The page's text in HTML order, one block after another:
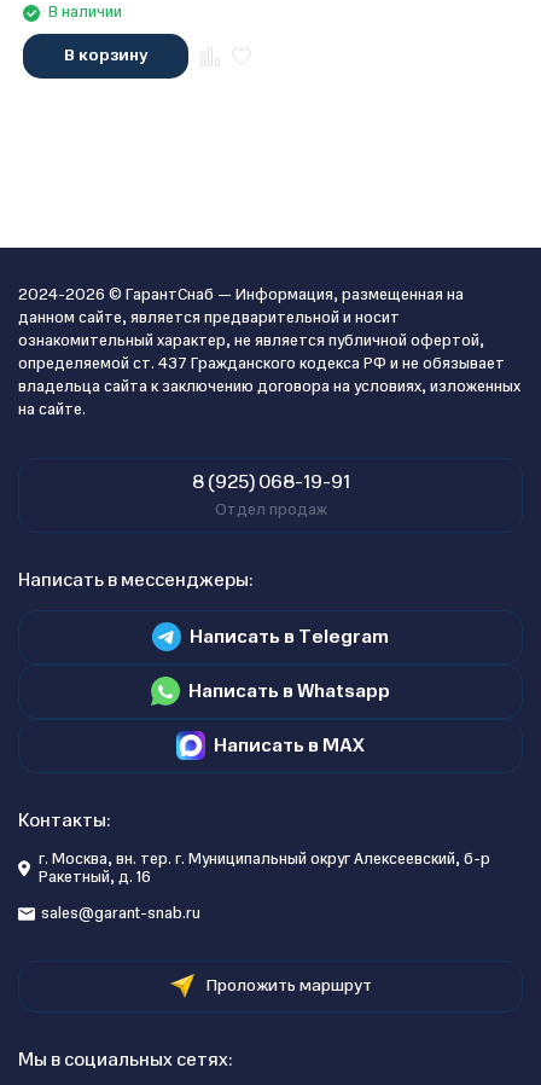
В наличии
В корзину
2024-2026 © ГарантСнаб — Информация, размещенная на
данном сайте, является предварительной и носит
ознакомительный характер, не является публичной офертой,
определяемой ст. 437 Гражданского кодекса РФ и не обязывает
владельца сайта к заключению договора на условиях, изложенных
на сайте.
8 (925) 068-19-91
Отдел продаж
Написать в мессенджеры:
Написать в Telegram
Написать в Whatsapp
Написать в MAX
Контакты:
г. Москва, вн. тер. г. Муниципальный округ Алексеевский, б-р
Ракетный, д. 16
sales@garant-snab.ru
Проложить маршрут
Мы в социальных сетях: